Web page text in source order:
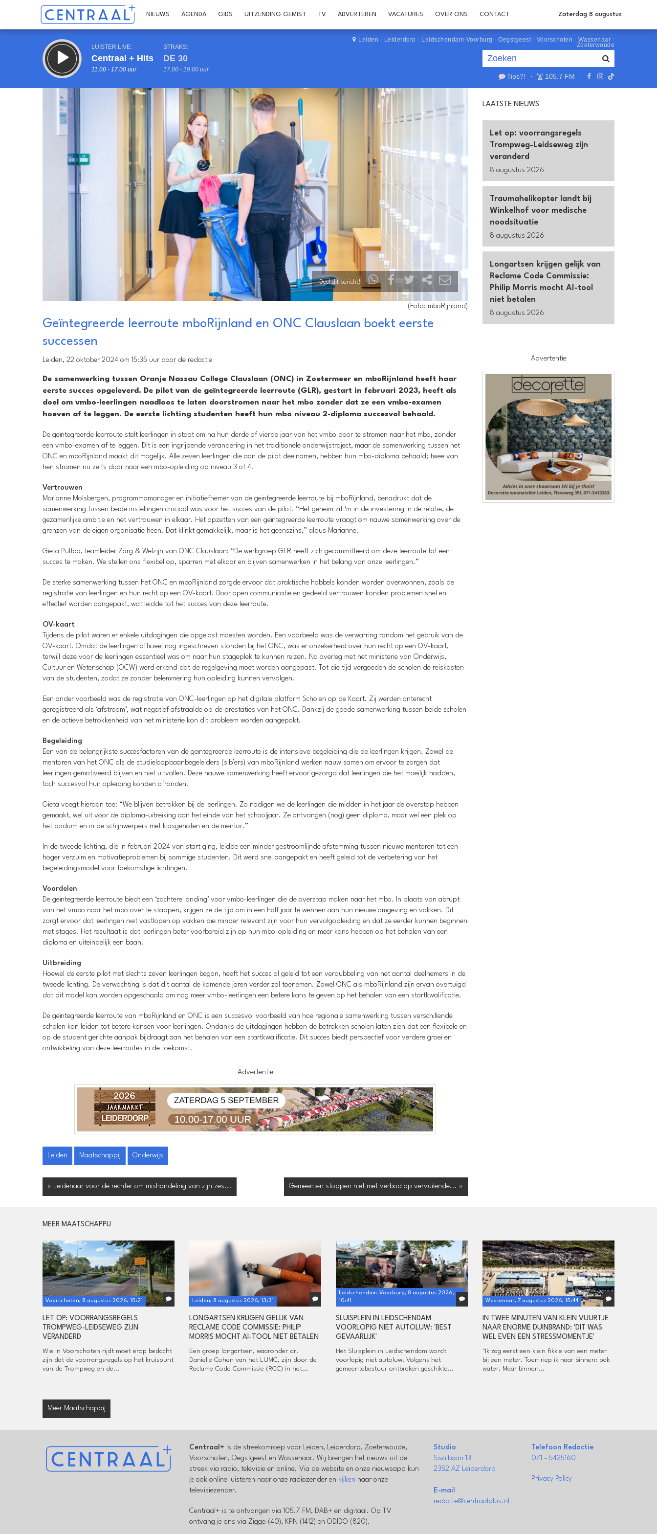
NIEUWS AGENDA GIDS UITZENDING GEMIST TV ADVERTEREN VACATURES OVER ONS CONTACT Zaterdag 8 augustus
LUISTER LIVE:
Centraal + Hits
11.00 - 17.00 uur
STRAKS:
DE 30
17.00 - 19.00 uur
Leiden · Leiderdorp · Leidschendam-Voorburg · Oegstgeest· Voorschoten · Wassenaar ·
Zoeterwoude
Tips?! · 105.7 FM ·
Deel dit bericht!
(Foto: mboRijnland)
Geïntegreerde leerroute mboRijnland en ONC Clauslaan boekt eerste
successen
Leiden, 22 oktober 2024 om 15:35 uur door de redactie
De samenwerking tussen Oranje Nassau College Clauslaan (ONC) in Zoetermeer en mboRijnland heeft haar
eerste succes opgeleverd. De pilot van de geïntegreerde leerroute (GLR), gestart in februari 2023, heeft als
doel om vmbo-leerlingen naadloos te laten doorstromen naar het mbo zonder dat ze een vmbo-examen
hoeven af te leggen. De eerste lichting studenten heeft hun mbo niveau 2-diploma succesvol behaald.
De geïntegreerde leerroute stelt leerlingen in staat om na hun derde of vierde jaar van het vmbo door te stromen naar het mbo, zonder
een vmbo-examen af te leggen. Dit is een ingrijpende verandering in het traditionele onderwijstraject, maar de samenwerking tussen het
ONC en mboRijnland maakt dit mogelijk. Alle zeven leerlingen die aan de pilot deelnamen, hebben hun mbo-diploma behaald; twee van
hen stromen nu zelfs door naar een mbo-opleiding op niveau 3 of 4.
Vertrouwen
Marianne Molsbergen, programmamanager en initiatiefnemer van de geïntegreerde leerroute bij mboRijnland, benadrukt dat de
samenwerking tussen beide instellingen cruciaal was voor het succes van de pilot. “Het geheim zit ‘m in de investering in de relatie, de
gezamenlijke ambitie en het vertrouwen in elkaar. Het opzetten van een geïntegreerde leerroute vraagt om nauwe samenwerking over de
grenzen van de eigen organisatie heen. Dat klinkt gemakkelijk, maar is het geenszins,” aldus Marianne.
Gieta Pultoo, teamleider Zorg & Welzijn van ONC Clauslaan: “De werkgroep GLR heeft zich gecommitteerd om deze leerroute tot een
succes te maken. We stellen ons flexibel op, sparren met elkaar en blijven samenwerken in het belang van onze leerlingen.”
De sterke samenwerking tussen het ONC en mboRijnland zorgde ervoor dat praktische hobbels konden worden overwonnen, zoals de
registratie van leerlingen en hun recht op een OV-kaart. Door open communicatie en gedeeld vertrouwen konden problemen snel en
effectief worden aangepakt, wat leidde tot het succes van deze leerroute.
OV-kaart
Tijdens de pilot waren er enkele uitdagingen die opgelost moesten worden. Een voorbeeld was de verwarring rondom het gebruik van de
OV-kaart. Omdat de leerlingen officieel nog ingeschreven stonden bij het ONC, was er onzekerheid over hun recht op een OV-kaart,
terwijl deze voor de leerlingen essentieel was om naar hun stageplek te kunnen reizen. Na overleg met het ministerie van Onderwijs,
Cultuur en Wetenschap (OCW) werd erkend dat de regelgeving moet worden aangepast. Tot die tijd vergoeden de scholen de reiskosten
van de studenten, zodat ze zonder belemmering hun opleiding kunnen vervolgen.
Een ander voorbeeld was de registratie van ONC-leerlingen op het digitale platform Scholen op de Kaart. Zij werden onterecht
geregistreerd als ‘afstroom’, wat negatief afstraalde op de prestaties van het ONC. Dankzij de goede samenwerking tussen beide scholen
en de actieve betrokkenheid van het ministerie kon dit probleem worden aangepakt.
Begeleiding
Een van de belangrijkste succesfactoren van de geïntegreerde leerroute is de intensieve begeleiding die de leerlingen krijgen. Zowel de
mentoren van het ONC als de studieloopbaanbegeleiders (slb’ers) van mboRijnland werken nauw samen om ervoor te zorgen dat
leerlingen gemotiveerd blijven en niet uitvallen. Deze nauwe samenwerking heeft ervoor gezorgd dat leerlingen die het moeilijk hadden,
toch succesvol hun opleiding konden afronden.
Gieta voegt hieraan toe: “We blijven betrokken bij de leerlingen. Zo nodigen we de leerlingen die midden in het jaar de overstap hebben
gemaakt, wel uit voor de diploma-uitreiking aan het einde van het schooljaar. Ze ontvangen (nog) geen diploma, maar wel een plek op
het podium en in de schijnwerpers met klasgenoten en de mentor.”
In de tweede lichting, die in februari 2024 van start ging, leidde een minder gestroomlijnde afstemming tussen nieuwe mentoren tot een
hoger verzuim en motivatieproblemen bij sommige studenten. Dit werd snel aangepakt en heeft geleid tot de verbetering van het
begeleidingsmodel voor toekomstige lichtingen.
Voordelen
De geïntegreerde leerroute biedt een ‘zachtere landing’ voor vmbo-leerlingen die de overstap maken naar het mbo. In plaats van abrupt
van het vmbo naar het mbo over te stappen, krijgen ze de tijd om in een half jaar te wennen aan hun nieuwe omgeving en vakken. Dit
zorgt ervoor dat leerlingen niet vastlopen op vakken die minder relevant zijn voor hun vervolgopleiding en dat ze eerder kunnen beginnen
met stages. Het resultaat is dat leerlingen beter voorbereid zijn op hun mbo-opleiding en meer kans hebben op het behalen van een
diploma en uiteindelijk een baan.
Uitbreiding
Hoewel de eerste pilot met slechts zeven leerlingen begon, heeft het succes al geleid tot een verdubbeling van het aantal deelnemers in de
tweede lichting. De verwachting is dat dit aantal de komende jaren verder zal toenemen. Zowel ONC als mboRijnland zijn ervan overtuigd
dat dit model kan worden opgeschaald om nog meer vmbo-leerlingen een betere kans te geven op het behalen van een startkwalificatie.
De geïntegreerde leerroute van mboRijnland en ONC is een succesvol voorbeeld van hoe regionale samenwerking tussen verschillende
scholen kan leiden tot betere kansen voor leerlingen. Ondanks de uitdagingen hebben de betrokken scholen laten zien dat een flexibele en
op de student gerichte aanpak bijdraagt aan het behalen van een startkwalificatie. Dit succes biedt perspectief voor verdere groei en
ontwikkeling van deze leerroutes in de toekomst.
Advertentie
Leiden Maatschappij Onderwijs
« Leidenaar voor de rechter om mishandeling van zijn zes... Gemeenten stoppen niet met verbod op vervuilende... »
LAATSTE NIEUWS
Let op: voorrangsregels
Trompweg-Leidseweg zijn
veranderd
8 augustus 2026
Traumahelikopter landt bij
Winkelhof voor medische
noodsituatie
8 augustus 2026
Longartsen krijgen gelijk van
Reclame Code Commissie:
Philip Morris mocht AI-tool
niet betalen
8 augustus 2026
Advertentie
MEER MAATSCHAPPIJ
Voorschoten, 8 augustus 2026, 15:21
LET OP: VOORRANGSREGELS
TROMPWEG-LEIDSEWEG ZIJN
VERANDERD
Wie in Voorschoten rijdt moet erop bedacht
zijn dat de voorrangsregels op het kruispunt
van de Trompweg en de...
Leiden, 8 augustus 2026, 13:31
LONGARTSEN KRIJGEN GELIJK VAN
RECLAME CODE COMMISSIE: PHILIP
MORRIS MOCHT AI-TOOL NIET BETALEN
Een groep longartsen, waaronder dr.
Danielle Cohen van het LUMC, zijn door de
Reclame Code Commissie (RCC) in het...
Leidschendam-Voorburg, 8 augustus 2026,
10:41
SLUISPLEIN IN LEIDSCHENDAM
VOORLOPIG NIET AUTOLUW: 'BEST
GEVAARLIJK'
Het Sluisplein in Leidschendam wordt
voorlopig niet autoluw. Volgens het
gemeentebestuur ontbreken geschikte...
Wassenaar, 7 augustus 2026, 15:44
IN TWEE MINUTEN VAN KLEIN VUURTJE
NAAR ENORME DUINBRAND: 'DIT WAS
WEL EVEN EEN STRESSMOMENTJE'
"Ik zag eerst een klein fikkie van een meter
bij een meter. Toen riep ik naar binnen: pak
water. Maar binnen...
Meer Maatschappij
Centraal+ is de streekomroep voor Leiden, Leiderdorp, Zoeterwoude,
Voorschoten, Oegstgeest en Wassenaar. Wij brengen het nieuws uit de
streek via radio, televisie en online. Via de website en onze nieuwsapp kun
je ook online luisteren naar onze radiozender en kijken naar onze
televisiezender.
Centraal+ is te ontvangen via 105.7 FM, DAB+ en digitaal. Op TV
ontvang je ons via Ziggo (40), KPN (1412) en ODIDO (820).
Studio
Sisalbaan 13
2352 AZ Leiderdorp
E-mail
redactie@centraalplus.nl
Telefoon Redactie
071 - 5425160
Privacy Policy